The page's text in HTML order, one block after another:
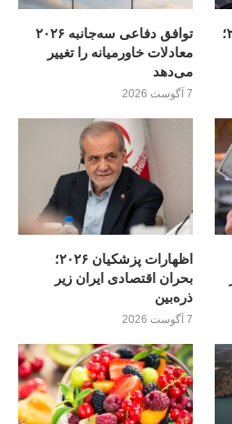
بهترین پارچه‌های پاییزی ۲۰۲۶؛
توافق دفاعی سه‌جانبه ۲۰۲۶
معادلات خاورمیانه را تغییر
می‌دهد
7 آگوست 2026
اظهارات پزشکیان ۲۰۲۶؛
بحران اقتصادی ایران زیر
ذره‌بین
7 آگوست 2026